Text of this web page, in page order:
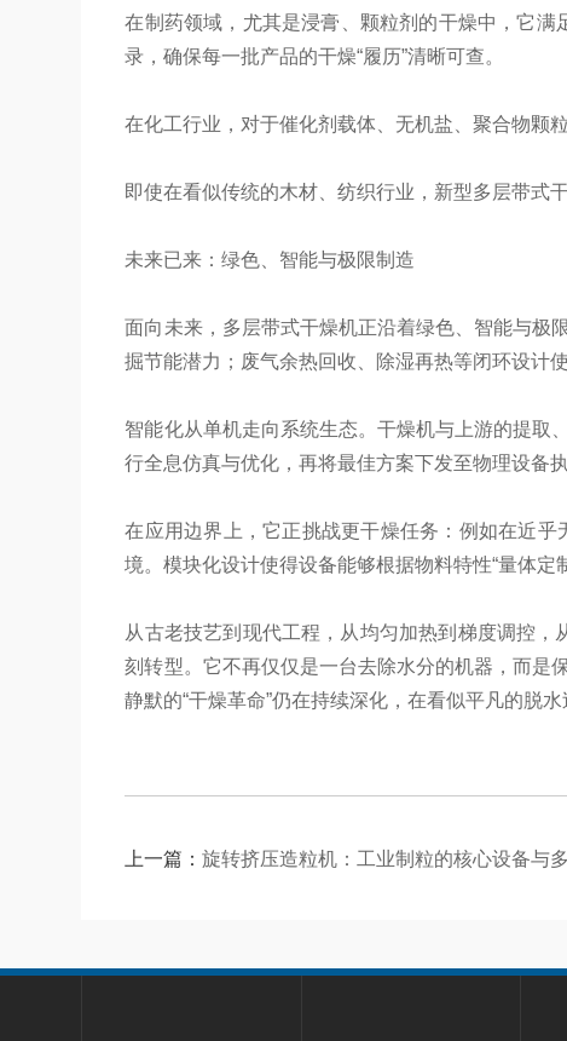
在制药领域，尤其是浸膏、颗粒剂的干燥中，它
录，确保每一批产品的干燥“履历”清晰可查。
在化工行业，对于催化剂载体、无机盐、聚合物颗
即使在看似传统的木材、纺织行业，新型多层带式
未来已来：绿色、智能与极限制造
面向未来，多层带式干燥机正沿着绿色、智能与极
掘节能潜力；废气余热回收、除湿再热等闭环设计
智能化从单机走向系统生态。干燥机与上游的提取
行全息仿真与优化，再将最佳方案下发至物理设备
在应用边界上，它正挑战更干燥任务：例如在近
境。模块化设计使得设备能够根据物料特性“量体定
从古老技艺到现代工程，从均匀加热到梯度调控，
刻转型。它不再仅仅是一台去除水分的机器，而是
静默的“干燥革命”仍在持续深化，在看似平凡的脱
上一篇：旋转挤压造粒机：工业制粒的核心设备与